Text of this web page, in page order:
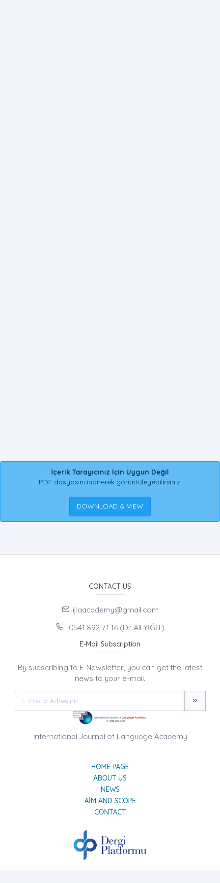
İçerik Tarayıcınız İçin Uygun Değil
PDF dosyasını indirerek görüntüleyebilirsiniz.
DOWNLOAD & VIEW
CONTACT US
ijlaacademy@gmail.com
0541 892 71 16 (Dr. Ali YİĞİT)
E-Mail Subscription
By subscribing to E-Newsletter, you can get the latest
news to your e-mail.
International Journal of Language Academy
HOME PAGE
ABOUT US
NEWS
AIM AND SCOPE
CONTACT